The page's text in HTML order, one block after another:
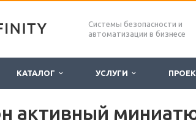
Системы безопасности и
автоматизации в бизнесе
КАТАЛОГ УСЛУГИ
активный